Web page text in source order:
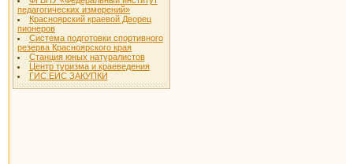
педагогических измерений»
Красноярский краевой Дворец
пионеров
Система подготовки спортивного
резерва Красноярского края
Станция юных натуралистов
Центр туризма и краеведения
ГИС ЕИС ЗАКУПКИ